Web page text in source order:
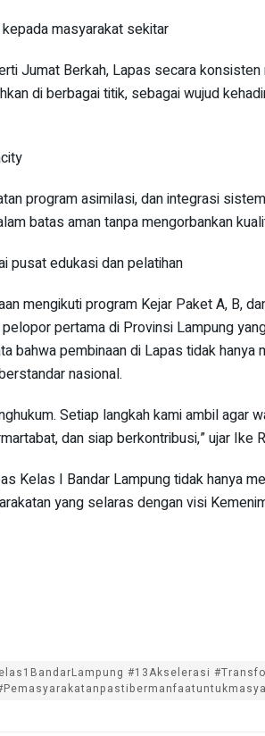
masyarakat sekitar
Jumat Berkah, Lapas secara konsisten
di berbagai titik, sebagai wujud
program asimilasi, dan integrasi
batas aman tanpa mengorbankan
pusat edukasi dan pelatihan
mengikuti program Kejar Paket A, B,
pertama di Provinsi Lampung
bahwa pembinaan di Lapas tidak hanya
nasional.
Setiap langkah kami ambil agar
dan siap berkontribusi,” ujar Ike
Kelas I Bandar Lampung tidak hanya
yang selaras dengan visi
#13Akselerasi